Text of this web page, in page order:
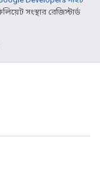
সংস্থার রেজিস্টার্ড